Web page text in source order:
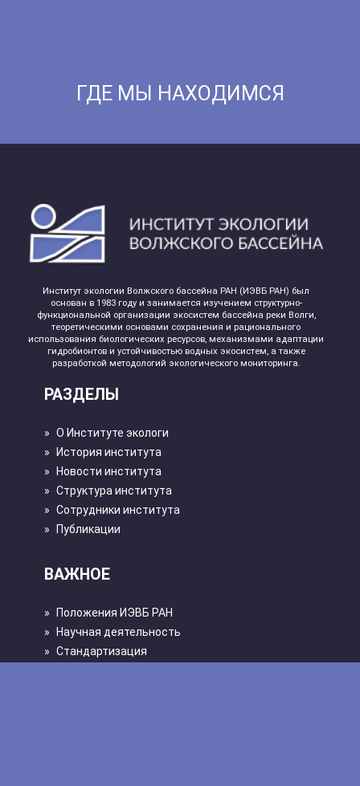
ГДЕ МЫ НАХОДИМСЯ
Институт экологии Волжского бассейна РАН (ИЭВБ РАН) был
основан в 1983 году и занимается изучением структурно-
функциональной организации экосистем бассейна реки Волги,
теоретическими основами сохранения и рационального
использования биологических ресурсов, механизмами адаптации
гидробионтов и устойчивостью водных экосистем, а также
разработкой методологий экологического мониторинга.
РАЗДЕЛЫ
» О Институте экологи
» История института
» Новости института
» Структура института
» Сотрудники института
» Публикации
ВАЖНОЕ
» Положения ИЭВБ РАН
» Научная деятельность
» Стандартизация